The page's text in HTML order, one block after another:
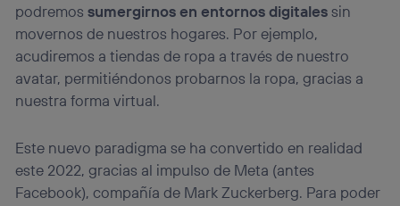
podremossumergirnos en entornos digitalessin
movernos de nuestros hogares. Por ejemplo,
acudiremos a tiendas de ropa a través de nuestro
avatar, permitiéndonos probarnos la ropa, gracias a
nuestra forma virtual.
Este nuevo paradigma se ha convertido en realidad
este 2022, gracias al impulso de Meta (antes
Facebook), compañía de Mark Zuckerberg. Para poder